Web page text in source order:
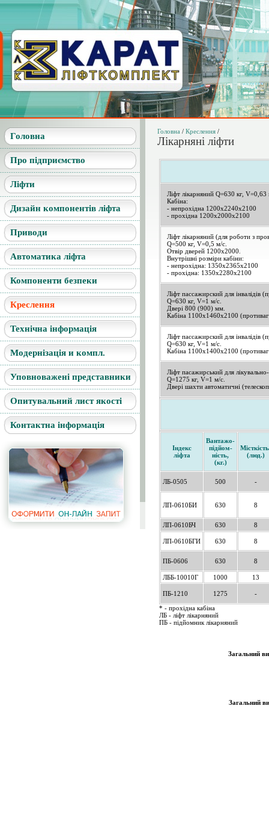
Головна
Про підприємство
Ліфти
Дизайн компонентів ліфта
Приводи
Автоматика ліфта
Компоненти безпеки
Креслення
Технічна інформація
Модернізація и компл.
Уповноважені представники
Опитувальний лист якості
Контактна інформація
Головна / Креслення /
Лікарняні ліфти
Ліфт лікарняний Q=630 кг, V=0,63
Кабіна:
- непрохідна 1200х2240х2100
- прохідна 1200х2000х2100
Ліфт лікарняний (для роботи з
Q=500 кг, V=0,5 м/с.
Отвір дверей 1200х2000.
Внутрішні розміри кабіни:
- непрохідна: 1350х2365х2100
- прохідна: 1350х2280х2100
Ліфт пассажирский для інвалідів
Q=630 кг, V=1 м/с.
Двері 800 (900) мм.
Кабіна 1100х1460х2100
Ліфт пассажирский для інвалідів
Q=630 кг, V=1 м/с.
Кабіна 1100х1400х2100
Ліфт пасажирський для
Q=1275 кг, V=1 м/с.
Двері шахти автоматичні
Індекс
ліфта
Вантажо-
підйом-
ність,
(кг.)
(люд.)
ЛБ-0505 500 -
ЛП-0610БИ 630 8
ЛП-0610БЧ 630 8
ЛП-0610БГИ 630 8
ПБ-0606 630 8
ЛББ-10010Г 1000 13
ПБ-1210 1275
-
* - прохідна кабіна
ЛБ - ліфт лікарняний
ПБ - підйомник лікарняний
Загальний
Загальний